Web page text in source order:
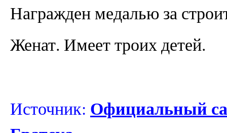
Награжден медалью за
Женат. Имеет троих детей.
Источник: Официальный